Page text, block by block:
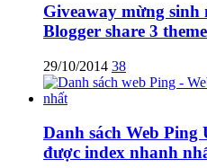
Giveaway mừng
Blogger share 3
29/10/2014 38
Danh sách Web Ping
được index nhanh